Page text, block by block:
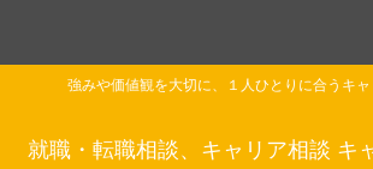
強みや価値観を大切に、１人ひとりに合うキャ
就職・転職相談、キャリア相談 キ